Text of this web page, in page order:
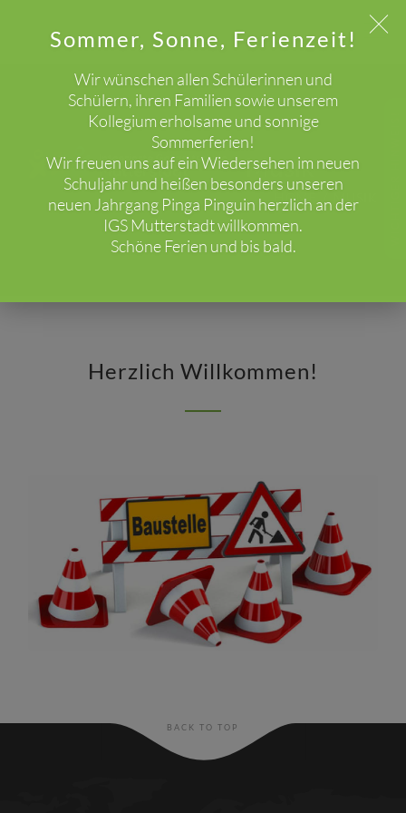
Sommer, Sonne, Ferienzeit!
Wir wünschen allen Schülerinnen und
Schülern, ihren Familien sowie unserem
Kollegium erholsame und sonnige
Sommerferien!
Wir freuen uns auf ein Wiedersehen im neuen
Schuljahr und heißen besonders unseren
neuen Jahrgang Pinga Pinguin herzlich an der
IGS Mutterstadt willkommen.
Schöne Ferien und bis bald.
Musik
HOME MUSIK
Herzlich Willkommen!
BACK TO TOP